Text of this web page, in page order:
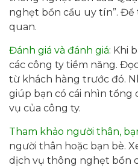
nghẹt bồn cầu uy tín”.
quan.
Đánh giá và đánh giá: Khi
các công ty tiềm năng.
từ khách hàng trước đó.
giúp bạn có cái nhìn tổng
vụ của công ty.
Tham khảo người thân,
người thân hoặc bạn bè.
dịch vụ thông nghẹt bồn